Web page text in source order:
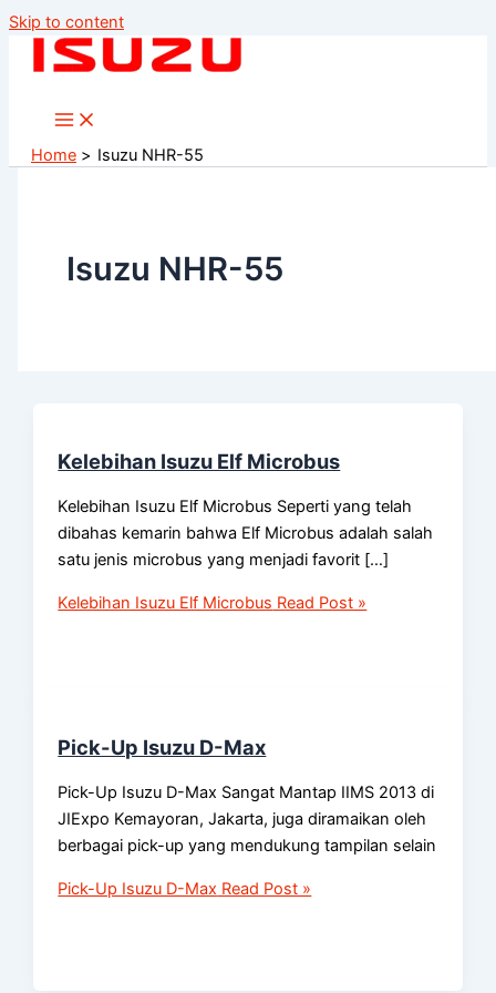
Skip to content
Home Isuzu NHR-55
Isuzu NHR-55
Kelebihan Isuzu Elf Microbus
Kelebihan Isuzu Elf Microbus Seperti yang telah
dibahas kemarin bahwa Elf Microbus adalah salah
satu jenis microbus yang menjadi favorit […]
Kelebihan Isuzu Elf Microbus Read Post »
Pick-Up Isuzu D-Max
Pick-Up Isuzu D-Max Sangat Mantap IIMS 2013 di
JIExpo Kemayoran, Jakarta, juga diramaikan oleh
berbagai pick-up yang mendukung tampilan selain
Pick-Up Isuzu D-Max Read Post »